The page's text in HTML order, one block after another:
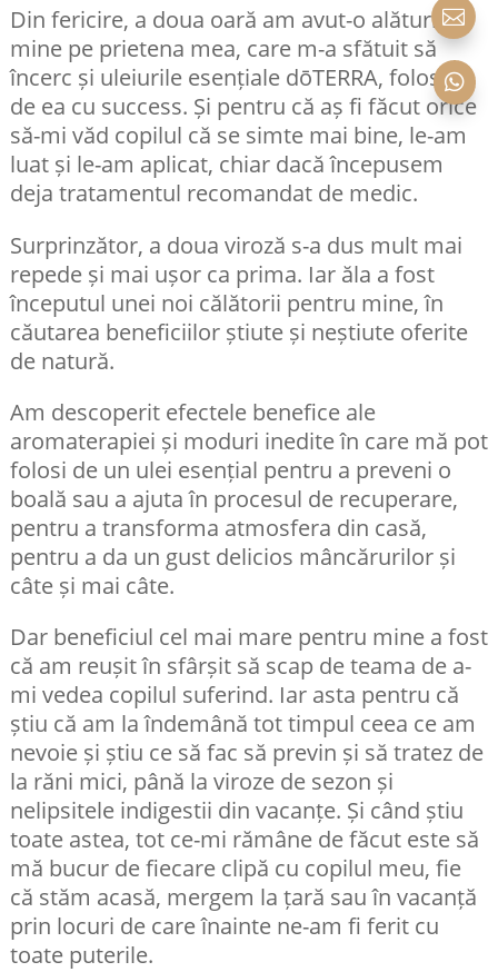
Din fericire, a doua oară am avut-o alături de
mine pe prietena mea, care m-a sfătuit să
încerc și uleiurile esențiale dōTERRA, folosite
de ea cu success. Și pentru că aș fi făcut orice
să-mi văd copilul că se simte mai bine, le-am
luat și le-am aplicat, chiar dacă începusem
deja tratamentul recomandat de medic.
Surprinzător, a doua viroză s-a dus mult mai
repede și mai ușor ca prima. Iar ăla a fost
începutul unei noi călătorii pentru mine, în
căutarea beneficiilor știute și neștiute oferite
de natură.
Am descoperit efectele benefice ale
aromaterapiei și moduri inedite în care mă pot
folosi de un ulei esențial pentru a preveni o
boală sau a ajuta în procesul de recuperare,
pentru a transforma atmosfera din casă,
pentru a da un gust delicios mâncărurilor și
câte și mai câte.
Dar beneficiul cel mai mare pentru mine a fost
că am reușit în sfârșit să scap de teama de a-
mi vedea copilul suferind. Iar asta pentru că
știu că am la îndemână tot timpul ceea ce am
nevoie și știu ce să fac să previn și să tratez de
la răni mici, până la viroze de sezon și
nelipsitele indigestii din vacanțe. Și când știu
toate astea, tot ce-mi rămâne de făcut este să
mă bucur de fiecare clipă cu copilul meu, fie
că stăm acasă, mergem la țară sau în vacanță
prin locuri de care înainte ne-am fi ferit cu
toate puterile.

